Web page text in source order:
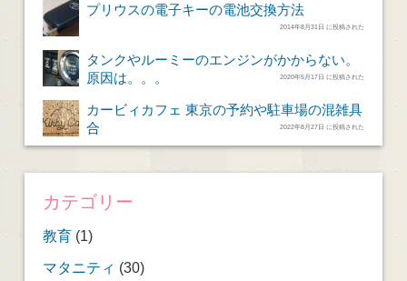
プリウスの電子キーの電池交換方法
2014年8月31日 に投稿された
タンクやルーミーのエンジンがかからない。
原因は。。。
2020年5月17日 に投稿された
カービィカフェ 東京の予約や駐車場の混雑具
合
2022年8月27日 に投稿された
カテゴリー
教育(1)
マタニティ (30)